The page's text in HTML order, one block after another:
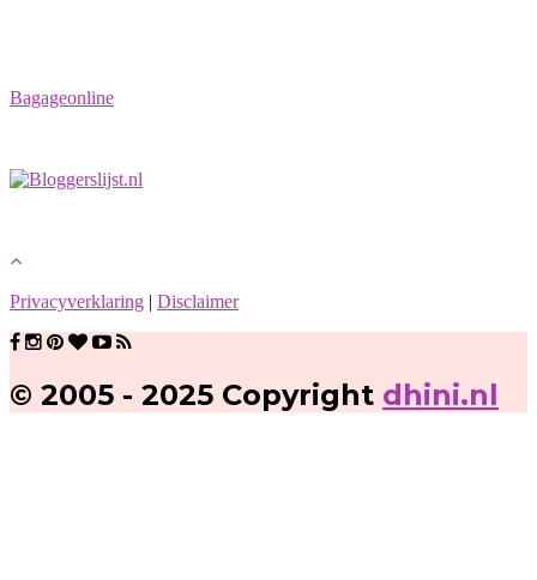
Bagageonline
Privacyverklaring | Disclaimer
© 2005 - 2025 Copyright dhini.nl